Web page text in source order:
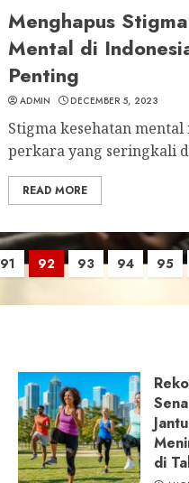
Menghapus
Mental di
Penting
ADMIN DECEMBER 5, 2023
Stigma kesehatan
perkara yang seringkali
READ MORE
91 92 93 94 95
di